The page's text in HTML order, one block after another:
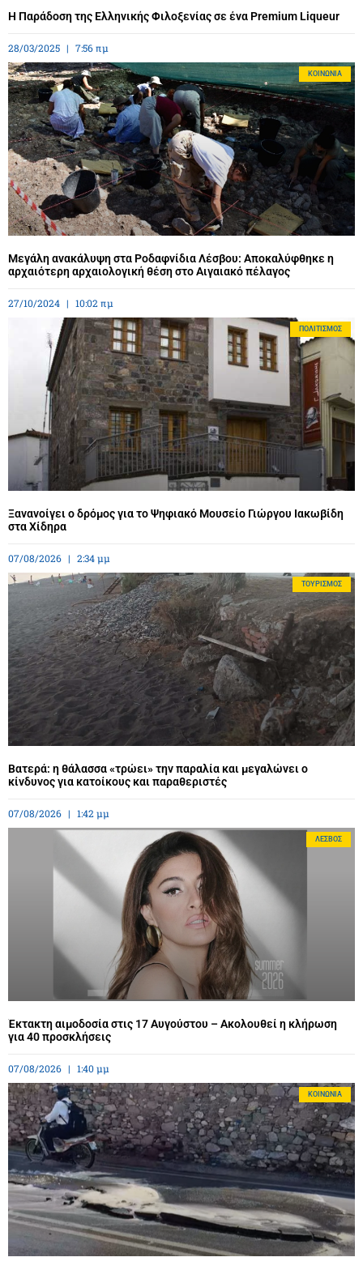
Η Παράδοση της Ελληνικής Φιλοξενίας σε ένα Premium Liqueur
28/03/2025 7:56 πμ
ΚΟΙΝΩΝΊΑ
Μεγάλη ανακάλυψη στα Ροδαφνίδια Λέσβου: Αποκαλύφθηκε η
αρχαιότερη αρχαιολογική θέση στο Αιγαιακό πέλαγος
27/10/2024 10:02 πμ
ΠΟΛΙΤΙΣΜΌΣ
Ξανανοίγει ο δρόμος για το Ψηφιακό Μουσείο Γιώργου Ιακωβίδη
στα Χίδηρα
07/08/2026 2:34 μμ
ΤΟΥΡΙΣΜΌΣ
Βατερά: η θάλασσα «τρώει» την παραλία και μεγαλώνει ο
κίνδυνος για κατοίκους και παραθεριστές
07/08/2026 1:42 μμ
ΛΈΣΒΟΣ
Έκτακτη αιμοδοσία στις 17 Αυγούστου – Ακολουθεί η κλήρωση
για 40 προσκλήσεις
07/08/2026 1:40 μμ
ΚΟΙΝΩΝΊΑ